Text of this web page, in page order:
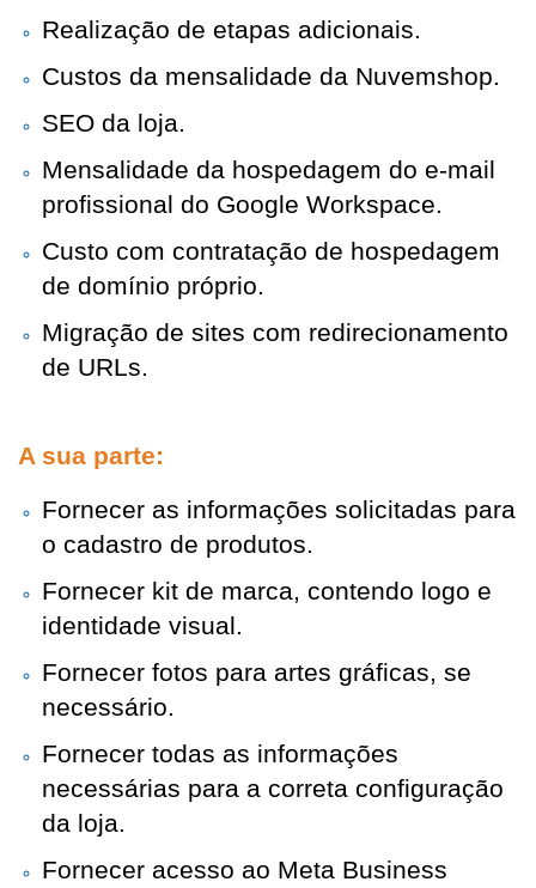
Realização de etapas adicionais.
Custos da mensalidade da Nuvemshop.
SEO da loja.
Mensalidade da hospedagem do e-mail
profissional do Google Workspace.
Custo com contratação de hospedagem
de domínio próprio.
Migração de sites com redirecionamento
de URLs.
A sua parte:
Fornecer as informações solicitadas para
o cadastro de produtos.
Fornecer kit de marca, contendo logo e
identidade visual.
Fornecer fotos para artes gráficas, se
necessário.
Fornecer todas as informações
necessárias para a correta configuração
da loja.
Fornecer acesso ao Meta Business